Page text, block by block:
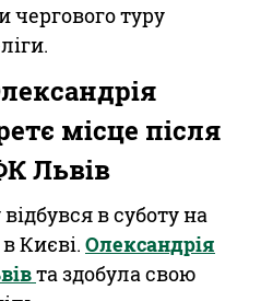
чергового туру
місце після
Львів
в суботу на
Києві. Олександрія
та здобула свою